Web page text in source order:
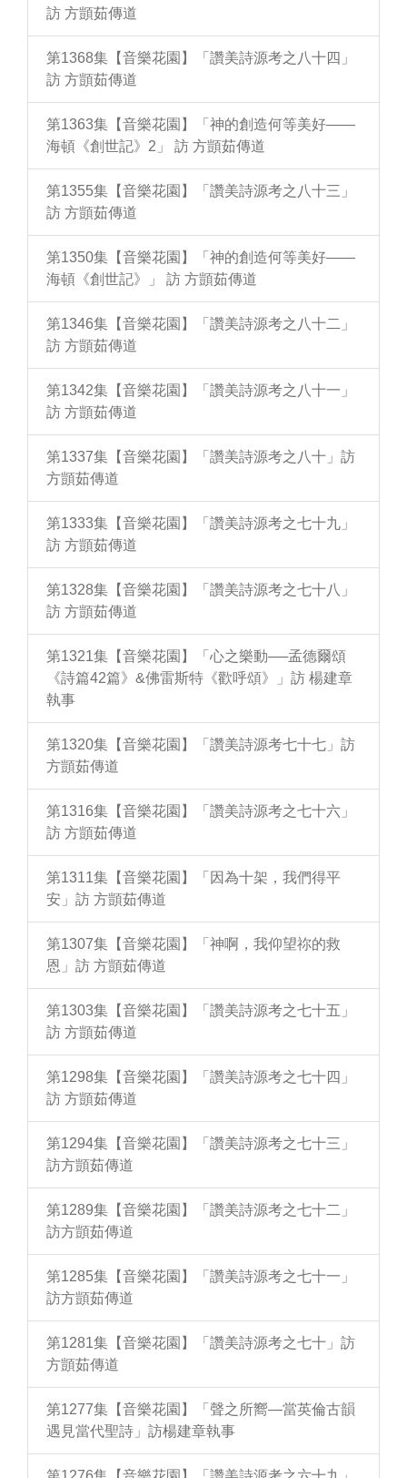
訪 方顗茹傳道
第1368集【音樂花園】「讚美詩源考之八十四」
訪 方顗茹傳道
第1363集【音樂花園】「神的創造何等美好——
海頓《創世記》2」 訪 方顗茹傳道
第1355集【音樂花園】「讚美詩源考之八十三」
訪 方顗茹傳道
第1350集【音樂花園】「神的創造何等美好——
海頓《創世記》」 訪 方顗茹傳道
第1346集【音樂花園】「讚美詩源考之八十二」
訪 方顗茹傳道
第1342集【音樂花園】「讚美詩源考之八十一」
訪 方顗茹傳道
第1337集【音樂花園】「讚美詩源考之八十」訪
方顗茹傳道
第1333集【音樂花園】「讚美詩源考之七十九」
訪 方顗茹傳道
第1328集【音樂花園】「讚美詩源考之七十八」
訪 方顗茹傳道
第1321集【音樂花園】「心之樂動──孟德爾頌
《詩篇42篇》&佛雷斯特《歡呼頌》」訪 楊建章
執事
第1320集【音樂花園】「讚美詩源考七十七」訪
方顗茹傳道
第1316集【音樂花園】「讚美詩源考之七十六」
訪 方顗茹傳道
第1311集【音樂花園】「因為十架，我們得平
安」訪 方顗茹傳道
第1307集【音樂花園】「神啊，我仰望祢的救
恩」訪 方顗茹傳道
第1303集【音樂花園】「讚美詩源考之七十五」
訪 方顗茹傳道
第1298集【音樂花園】「讚美詩源考之七十四」
訪 方顗茹傳道
第1294集【音樂花園】「讚美詩源考之七十三」
訪方顗茹傳道
第1289集【音樂花園】「讚美詩源考之七十二」
訪方顗茹傳道
第1285集【音樂花園】「讚美詩源考之七十一」
訪方顗茹傳道
第1281集【音樂花園】「讚美詩源考之七十」訪
方顗茹傳道
第1277集【音樂花園】「聲之所嚮—當英倫古韻
遇見當代聖詩」訪楊建章執事